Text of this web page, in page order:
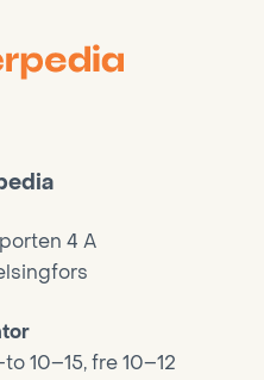
4 A
10–15, fre 10–12